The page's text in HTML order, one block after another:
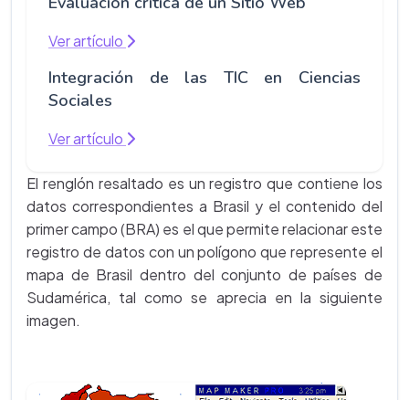
Ver artículo
Integración de las TIC en Ciencias
Sociales
Ver artículo
El renglón resaltado es un registro que contiene los
datos correspondientes a Brasil y el contenido del
primer campo (BRA) es el que permite relacionar este
registro de datos con un polígono que represente el
mapa de Brasil dentro del conjunto de países de
Sudamérica, tal como se aprecia en la siguiente
imagen.